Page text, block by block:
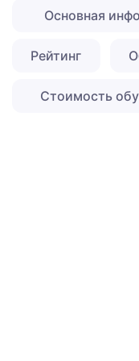
Основная
Рейтинг
Стоимость